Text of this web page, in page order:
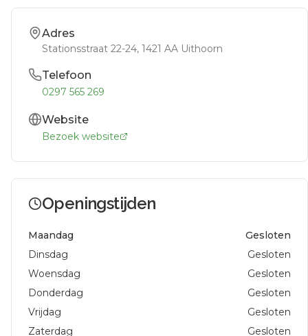
Adres
Stationsstraat 22-24, 1421 AA Uithoorn
Telefoon
0297 565 269
Website
Bezoek website
Openingstijden
Maandag
Gesloten
Dinsdag
Gesloten
Woensdag
Gesloten
Donderdag
Gesloten
Vrijdag
Gesloten
Zaterdag
Gesloten